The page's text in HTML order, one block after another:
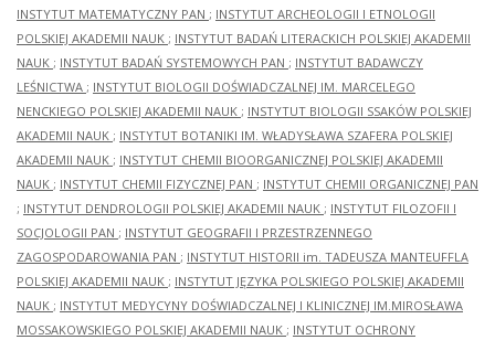
INSTYTUT MATEMATYCZNY PAN ; INSTYTUT ARCHEOLOGII I ETNOLOGII
POLSKIEJ AKADEMII NAUK ; INSTYTUT BADAŃ LITERACKICH POLSKIEJ AKADEMII
NAUK ; INSTYTUT BADAŃ SYSTEMOWYCH PAN ; INSTYTUT BADAWCZY
LEŚNICTWA ; INSTYTUT BIOLOGII DOŚWIADCZALNEJ IM. MARCELEGO
NENCKIEGO POLSKIEJ AKADEMII NAUK ; INSTYTUT BIOLOGII SSAKÓW POLSKIEJ
AKADEMII NAUK ; INSTYTUT BOTANIKI IM. WŁADYSŁAWA SZAFERA POLSKIEJ
AKADEMII NAUK ; INSTYTUT CHEMII BIOORGANICZNEJ POLSKIEJ AKADEMII
NAUK ; INSTYTUT CHEMII FIZYCZNEJ PAN ; INSTYTUT CHEMII ORGANICZNEJ PAN
; INSTYTUT DENDROLOGII POLSKIEJ AKADEMII NAUK ; INSTYTUT FILOZOFII I
SOCJOLOGII PAN ; INSTYTUT GEOGRAFII I PRZESTRZENNEGO
ZAGOSPODAROWANIA PAN ; INSTYTUT HISTORII im. TADEUSZA MANTEUFFLA
POLSKIEJ AKADEMII NAUK ; INSTYTUT JĘZYKA POLSKIEGO POLSKIEJ AKADEMII
NAUK ; INSTYTUT MEDYCYNY DOŚWIADCZALNEJ I KLINICZNEJ IM.MIROSŁAWA
MOSSAKOWSKIEGO POLSKIEJ AKADEMII NAUK ; INSTYTUT OCHRONY